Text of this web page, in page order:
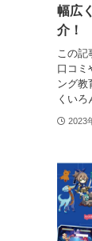
幅広
介！
この
口コミ
ング教
くいろ
2023